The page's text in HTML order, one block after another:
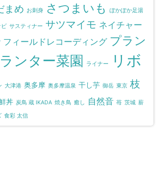
まめ お刺身 さつまいも ぽかぽか足湯
ビ サスティナー サツマイモ ネイチャー
フィールドレコーディング プラン
ンター菜園 ライナー
リボ
大津港 奥多摩 奥多摩温泉 干し芋 御岳 東京 枝
丼 炭鳥 蔵 IKADA 焼き鳥 癒し 自然音 苺 茨城 薪
食彩 太信